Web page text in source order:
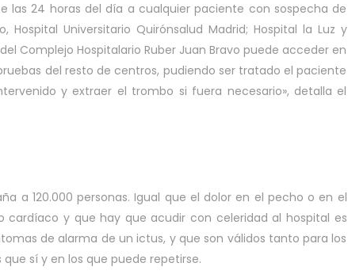
las 24 horas del día a cualquier paciente con sospecha de
Hospital Universitario Quirónsalud Madrid; Hospital la Luz y
Complejo Hospitalario Ruber Juan Bravo puede acceder en
del resto de centros, pudiendo ser tratado el paciente
y extraer el trombo si fuera necesario», detalla el
a 120.000 personas. Igual que el dolor en el pecho o en el
cardíaco y que hay que acudir con celeridad al hospital es
de alarma de un ictus, y que son válidos tanto para los
sí y en los que puede repetirse.